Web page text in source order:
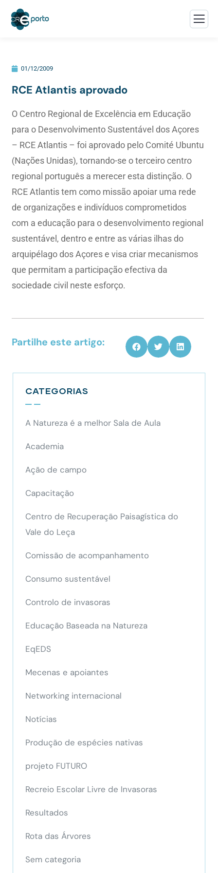
01/12/2009
RCE Atlantis aprovado
O Centro Regional de Excelência em Educação
para o Desenvolvimento Sustentável dos Açores
– RCE Atlantis – foi aprovado pelo Comité Ubuntu
(Nações Unidas), tornando-se o terceiro centro
regional português a merecer esta distinção. O
RCE Atlantis tem como missão apoiar uma rede
de organizações e indivíduos comprometidos
com a educação para o desenvolvimento regional
sustentável, dentro e entre as várias ilhas do
arquipélago dos Açores e visa criar mecanismos
que permitam a participação efectiva da
sociedade civil neste esforço.
Partilhe este artigo:
CATEGORIAS
A Natureza é a melhor Sala de Aula
Academia
Ação de campo
Capacitação
Centro de Recuperação Paisagística do
Vale do Leça
Comissão de acompanhamento
Consumo sustentável
Controlo de invasoras
Educação Baseada na Natureza
EqEDS
Mecenas e apoiantes
Networking internacional
Notícias
Produção de espécies nativas
projeto FUTURO
Recreio Escolar Livre de Invasoras
Resultados
Rota das Árvores
Sem categoria